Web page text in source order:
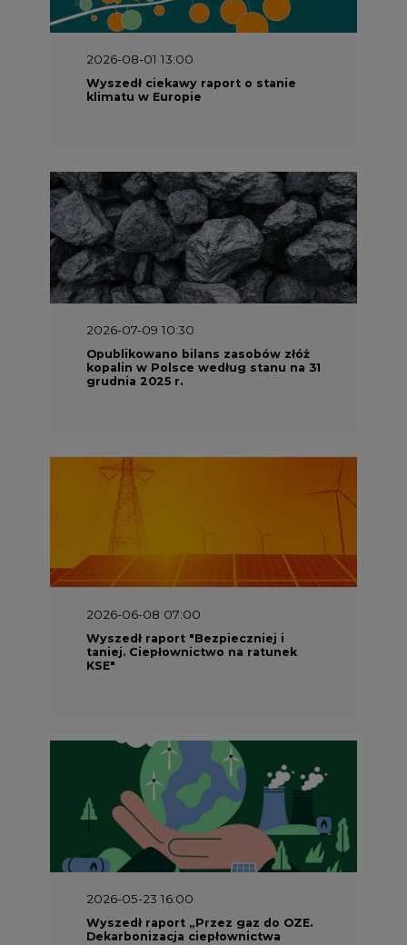
2026-08-01 13:00
Wyszedł ciekawy raport o stanie
klimatu w Europie
2026-07-09 10:30
Opublikowano bilans zasobów złóż
kopalin w Polsce według stanu na 31
grudnia 2025 r.
2026-06-08 07:00
Wyszedł raport "Bezpieczniej i
taniej. Ciepłownictwo na ratunek
KSE"
2026-05-23 16:00
Wyszedł raport „Przez gaz do OZE.
Dekarbonizacja ciepłownictwa